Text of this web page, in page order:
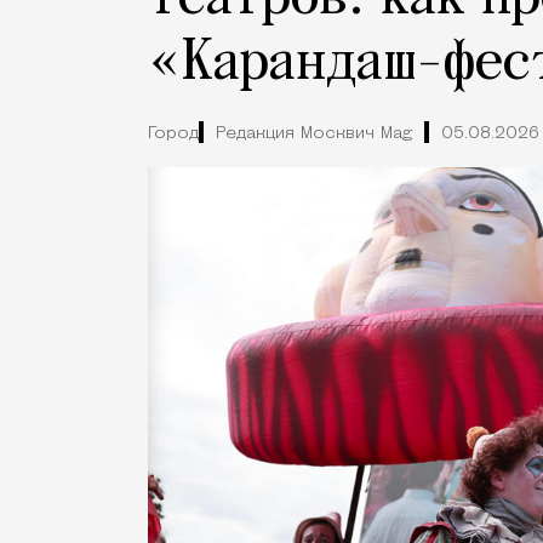
«Карандаш-
Город Редакция Москвич Mag 05.08.2026